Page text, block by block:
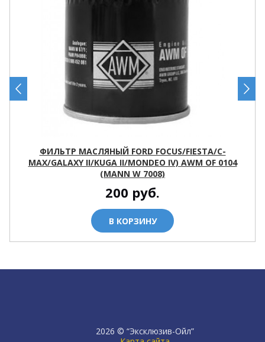
ФИЛЬТР МАСЛЯНЫЙ FORD FOCUS/FIESTA/C-
MAX/GALAXY II/KUGA II/MONDEO IV) AWM OF 0104
(MANN W 7008)
200 руб.
В КОРЗИНУ
2026 © “Эксклюзив-Ойл”